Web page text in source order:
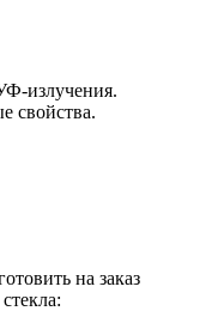
излучения.
свойства.
на заказ